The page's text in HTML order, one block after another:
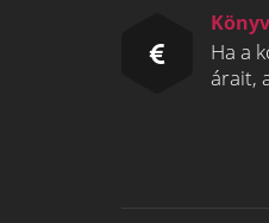
Ha a
árait,